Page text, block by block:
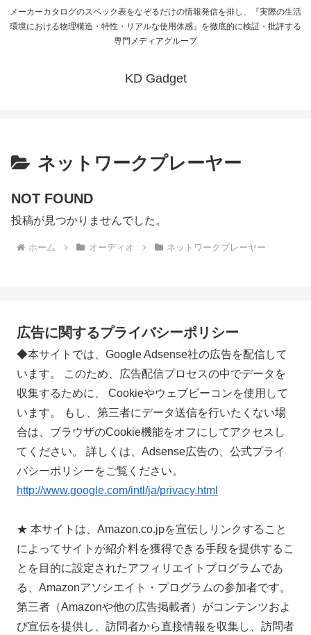
メーカーカタログのスペック表をなぞるだけの情報発信を排し、『実際の生活
環境における物理構造・特性・リアルな使用体感』を徹底的に検証・批評する
専門メディアグループ
KD Gadget
ネットワークプレーヤー
NOT FOUND
投稿が見つかりませんでした。
ホーム オーディオ ネットワークプレーヤー
広告に関するプライバシーポリシー
◆本サイトでは、Google Adsense社の広告を配信して
います。 このため、広告配信プロセスの中でデータを
収集するために、 Cookieやウェブビーコンを使用して
います。 もし、第三者にデータ送信を行いたくない場
合は、ブラウザのCookie機能をオフにしてアクセスし
てください。 詳しくは、Adsense広告の、公式プライ
バシーポリシーをご覧ください。
http://www.google.com/intl/ja/privacy.html
★ 本サイトは、Amazon.co.jpを宣伝しリンクすること
によってサイトが紹介料を獲得できる手段を提供するこ
とを目的に設定されたアフィリエイトプログラムであ
る、Amazonアソシエイト・プログラムの参加者です。
第三者（Amazonや他の広告掲載者）がコンテンツおよ
び宣伝を提供し、訪問者から直接情報を収集し、訪問者